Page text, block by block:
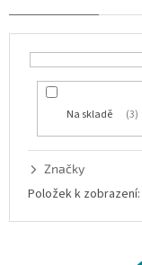
Na skladě 3
Značky
Položek k zobrazení: